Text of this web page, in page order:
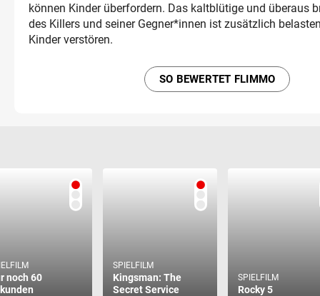
können Kinder überfordern. Das kaltblütige und überaus
des Killers und seiner Gegner*innen ist zusätzlich
Kinder verstören.
SO BEWERTET FLIMMO
noch 60
SPIELFILM
Kingsman: The
Secret Service
SPIELFILM
Rocky 5